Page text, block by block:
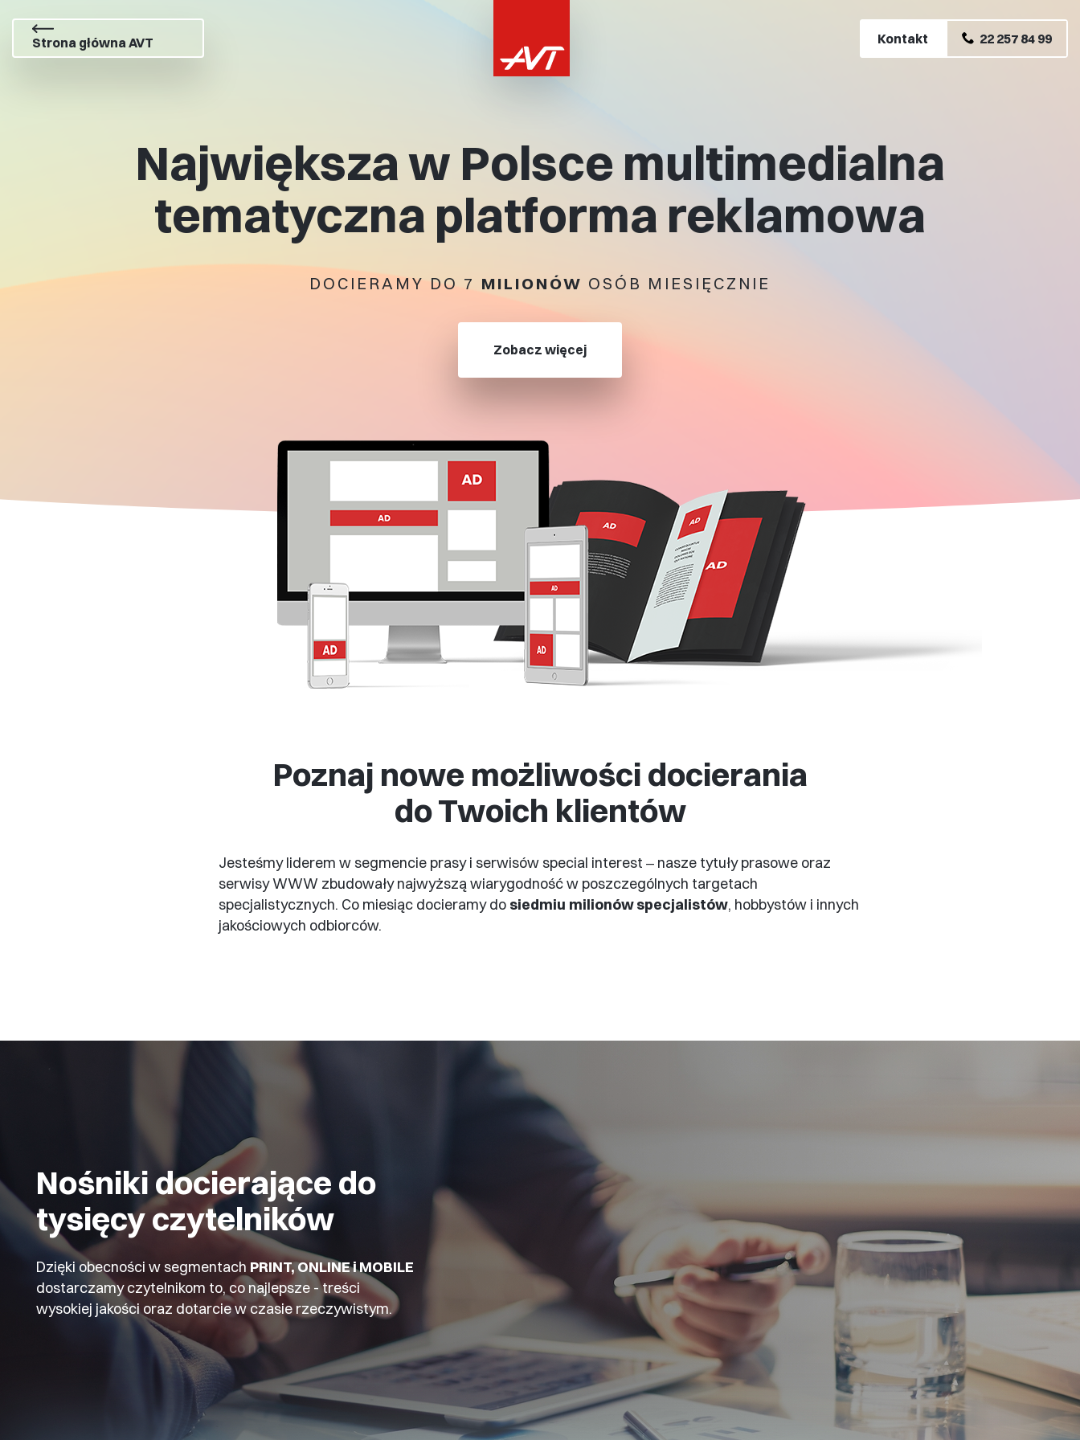
Strona główna AVT Kontakt 22 257 84 99
Największa w Polsce multimedialna
tematyczna platforma reklamowa
DOCIERAMY DO 7 MILIONÓW OSÓB MIESIĘCZNIE
Zobacz więcej
Poznaj nowe możliwości docierania
do Twoich klientów
Jesteśmy liderem w segmencie prasy i serwisów special interest ‒ nasze tytuły prasowe oraz
serwisy WWW zbudowały najwyższą wiarygodność w poszczególnych targetach
specjalistycznych. Co miesiąc docieramy do siedmiu milionów specjalistów, hobbystów i innych
jakościowych odbiorców.
Nośniki docierające do
tysięcy czytelników
Dzięki obecności w segmentach PRINT, ONLINE i MOBILE
dostarczamy czytelnikom to, co najlepsze - treści
wysokiej jakości oraz dotarcie w czasie rzeczywistym.